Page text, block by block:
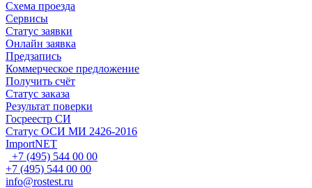
Схема проезда
Сервисы
Статус заявки
Онлайн заявка
Предзапись
Коммерческое предложение
Получить счёт
Статус заказа
Результат поверки
Госреестр СИ
Статус ОСИ МИ 2426-2016
ImportNET
+7 (495) 544 00 00
+7 (495) 544 00 00
info@rostest.ru